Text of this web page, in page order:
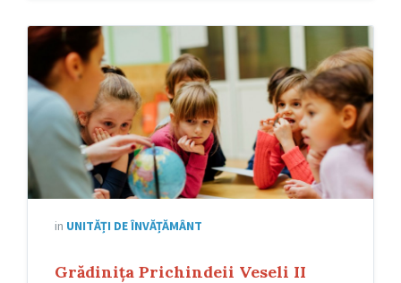
in UNITĂȚI DE ÎNVĂȚĂMÂNT
Grădinița Prichindeii Veseli II